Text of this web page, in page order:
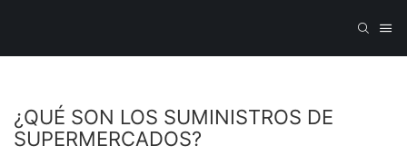
¿QUÉ SON LOS SUMINISTROS DE
SUPERMERCADOS?